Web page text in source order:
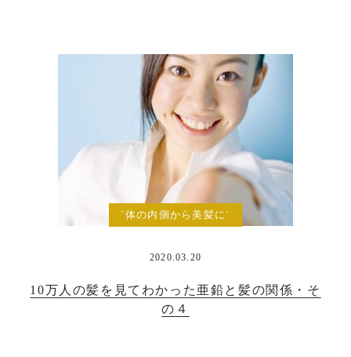
`体の内側から美髪に`
2020.03.20
10万人の髪を見てわかった亜鉛と髪の関係・そ
の４